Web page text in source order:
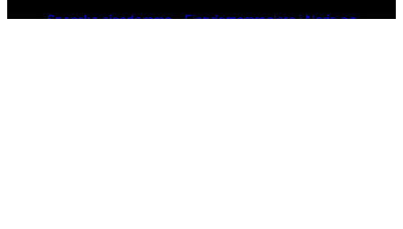
Spanske ejendomme – Ejendomsmæglere i Nerja og